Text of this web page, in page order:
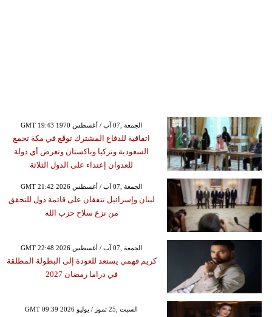
GMT 19:43 1970 الجمعة ,07 آب / أغسطس
اتفاقية للدفاع المشترك توقَع في مكة تجمع
السعودية وتركيا وباكستان وتعرض أي دولة
للعدوان إعتداء على الدول الثلاثة
GMT 21:42 2026 الجمعة ,07 آب / أغسطس
لبنان وإسرائيل تتفقان على قائمة دول للتحقق
من نزع سلاح حزب الله
GMT 22:48 2026 الجمعة ,07 آب / أغسطس
كريم فهمي يستعد للعودة إلى البطولة المطلقة
في دراما رمضان 2027
GMT 09:39 2026 السبت ,25 تموز / يوليو